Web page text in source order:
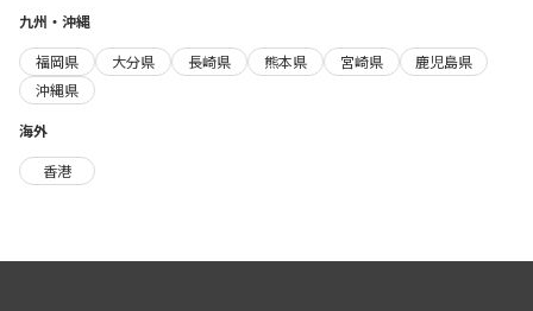
九州・沖縄
福岡県
大分県 長崎県 熊本県 宮崎県
鹿児島県
沖縄県
海外
香港